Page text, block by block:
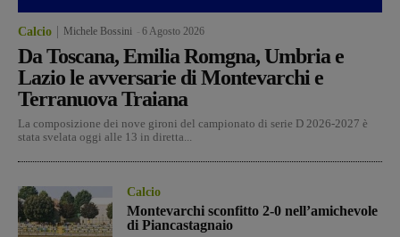
Calcio Michele Bossini 6 Agosto 2026
Da Toscana, Emilia Romgna, Umbria e
Lazio le avversarie di Montevarchi e
Terranuova Traiana
La composizione dei nove gironi del campionato di serie D 2026-2027 è
stata svelata oggi alle 13 in diretta...
Calcio
Montevarchi sconfitto 2-0 nell’amichevole
di Piancastagnaio